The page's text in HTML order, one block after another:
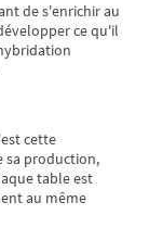
de s'enrichir au
ce qu'il
cette
sa production,
table est
au même